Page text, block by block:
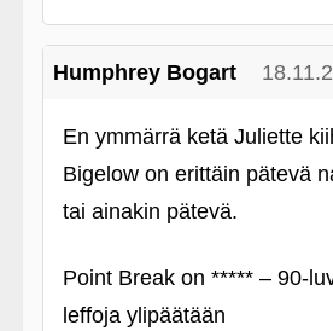
Humphrey Bogart
En ymmärrä ketä Juliette
Bigelow on erittäin pätevä
tai ainakin pätevä.
Point Break on ***** – 90-
leffoja ylipäätään